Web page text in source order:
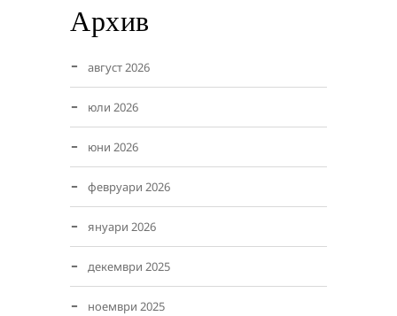
Архив
август 2026
юли 2026
юни 2026
февруари 2026
януари 2026
декември 2025
ноември 2025